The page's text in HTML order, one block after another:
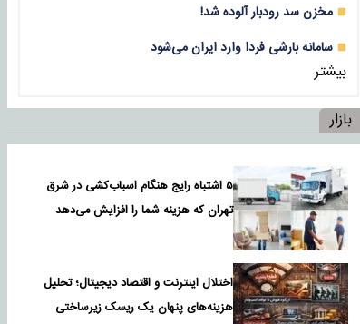
مخزن سد رودبار آلوده شد!
سامانه بارشی فردا وارد ایران می‌شود
بیشتر
بازار
۵ اشتباه رایج هنگام اسباب‌کشی در شرق
تهران که هزینه شما را افزایش می‌دهد
اختلال اینترنت و اقتصاد دیجیتال؛ تحلیل
هزینه‌های پنهان یک ریسک زیرساختی